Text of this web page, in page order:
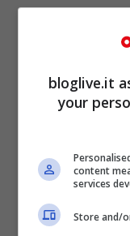
bloglive.it
your
content
services
Store and/